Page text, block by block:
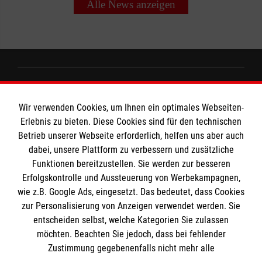
Alle News anzeigen
Impressum
Datenschutz
Kontakt
Die Malteser
Malteser in Deutschland
Malteserorden
Sharepoint
Spendenkonto
Wir verwenden Cookies, um Ihnen ein optimales Webseiten-
Erlebnis zu bieten. Diese Cookies sind für den technischen
Betrieb unserer Webseite erforderlich, helfen uns aber auch
dabei, unsere Plattform zu verbessern und zusätzliche
Funktionen bereitzustellen. Sie werden zur besseren
Erfolgskontrolle und Aussteuerung von Werbekampagnen,
wie z.B. Google Ads, eingesetzt. Das bedeutet, dass Cookies
zur Personalisierung von Anzeigen verwendet werden. Sie
entscheiden selbst, welche Kategorien Sie zulassen
möchten. Beachten Sie jedoch, dass bei fehlender
Zustimmung gegebenenfalls nicht mehr alle